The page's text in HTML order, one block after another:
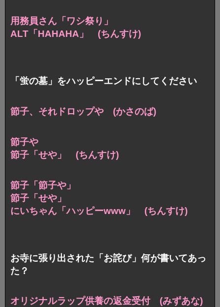
用務員さん「ワシ祭り」
ALT「HAHAHA」 (ちんすけ)
「蛍の墓」をハッピーエンドにしてください
節子、それドロップや (かさのば)
節子や
節子「せや」 (ちんすけ)
節子「節子や」
節子「せや」
にいちゃん「ハッピーwww」 (ちんすけ)
お寺に張り出された「お詫び」何が書いてあっ
た？
オリジナルラップ供養の返金受付 (みずあな)